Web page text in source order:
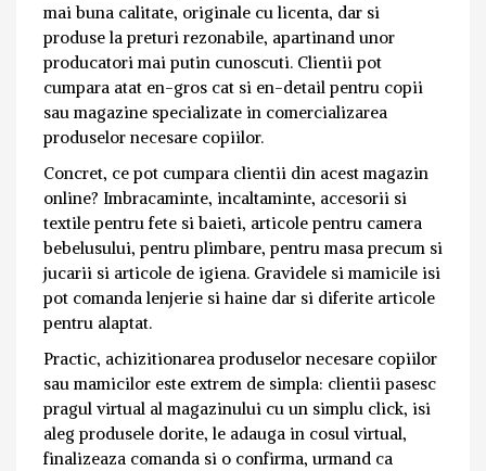
mai buna calitate, originale cu licenta, dar si
produse la preturi rezonabile, apartinand unor
producatori mai putin cunoscuti. Clientii pot
cumpara atat en-gros cat si en-detail pentru copii
sau magazine specializate in comercializarea
produselor necesare copiilor.
Concret, ce pot cumpara clientii din acest magazin
online? Imbracaminte, incaltaminte, accesorii si
textile pentru fete si baieti, articole pentru camera
bebelusului, pentru plimbare, pentru masa precum si
jucarii si articole de igiena. Gravidele si mamicile isi
pot comanda lenjerie si haine dar si diferite articole
pentru alaptat.
Practic, achizitionarea produselor necesare copiilor
sau mamicilor este extrem de simpla: clientii pasesc
pragul virtual al magazinului cu un simplu click, isi
aleg produsele dorite, le adauga in cosul virtual,
finalizeaza comanda si o confirma, urmand ca